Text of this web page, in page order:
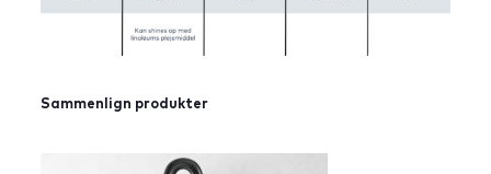
Sammenlign produkter